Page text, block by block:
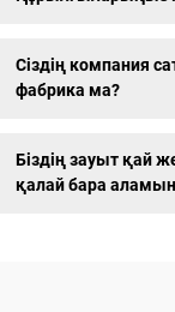
Сіздің компания
фабрика ма?
Біздің зауыт қай
қалай бара